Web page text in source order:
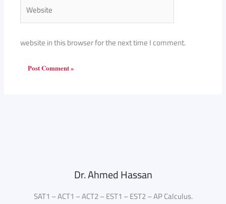
website in this browser for the next time I comment.
Dr. Ahmed Hassan
SAT1 – ACT1 – ACT2 – EST1 – EST2 – AP Calculus.